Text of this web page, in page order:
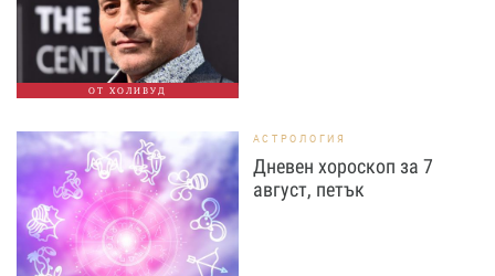
ОТ ХОЛИВУД
АСТРОЛОГИЯ
Дневен хороскоп за 7
август, петък